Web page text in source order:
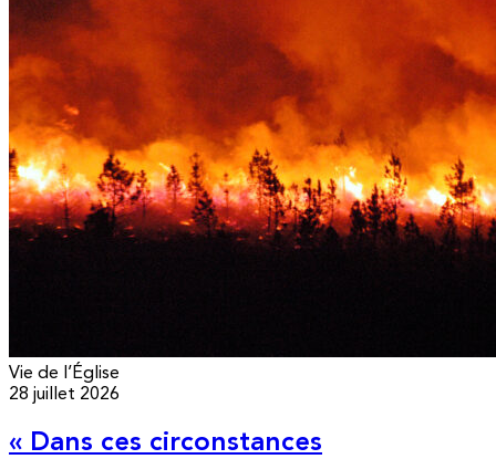
Vie de l’Église
28 juillet 2026
« Dans ces circonstances